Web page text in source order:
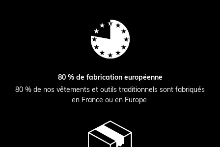
80 % de fabrication européenne
80 % de nos vêtements et outils traditionnels sont fabriqués
en France ou en Europe.